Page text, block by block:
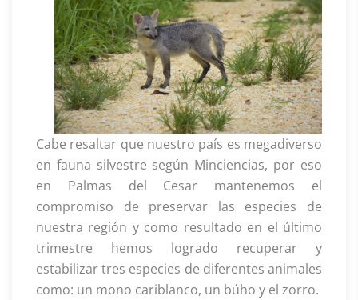
Cabe resaltar que nuestro país es megadiverso
en fauna silvestre según Minciencias, por eso
en Palmas del Cesar mantenemos el
compromiso de preservar las especies de
nuestra región y como resultado en el último
trimestre hemos logrado recuperar y
estabilizar tres especies de diferentes animales
como: un mono cariblanco, un búho y el zorro.